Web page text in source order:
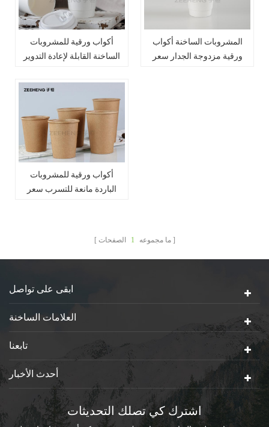
أكواب ورقية للمشروبات
الساخنة القابلة لإعادة التدوير
للحرارة
المشروبات الساخنة أكواب
ورقية مزدوجة الجدار سعر
أكواب ورقية للمشروبات
الباردة مانعة للتسرب سعر
ما مجموعه 1 الصفحات
ابقى على تواصل
العلامات الساخنة
تابعنا
أحدث الأخبار
اشترك كي تصلك التحديثات